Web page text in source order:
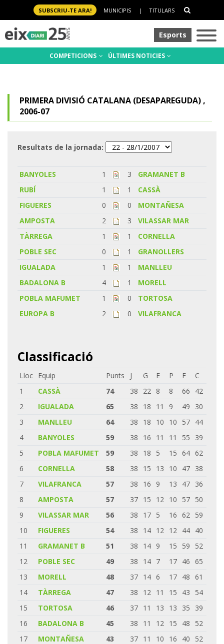
SUBSCRIU-TE ARA! MUNICIPIS | TITULARS
Esports
COMPETICIONS ÚLTIMES NOTICIES
PRIMERA DIVISIÓ CATALANA (DESAPAREGUDA) ,
2006-07
Resultats de la jornada:
BANYOLES 1 3
GRAMANET B
RUBÍ
1 1
CASSÀ
FIGUERES
0 0
MONTAÑESA
AMPOSTA
2 3
VILASSAR MAR
TÀRREGA
1 1
CORNELLA
POBLE SEC
0 1
GRANOLLERS
IGUALADA
1 1
MANLLEU
BADALONA B
4 1
MORELL
POBLA MAFUMET
1 0
TORTOSA
EUROPA B
2 0 VILAFRANCA
Classificació
Lloc Equip Punts J G E P F
C
1
CASSÀ 74 38 22 8 8 66
42
2
IGUALADA 65 38 18 11 9 49
30
3
MANLLEU 64 38 18 10 10 57 44
4
BANYOLES 59 38 16 11 11 55
39
5
POBLA MAFUMET 59 38 18 5 15 64 62
6
CORNELLA 58 38 15 13 10 47 38
7
VILAFRANCA 57 38 16 9 13 47 36
8
AMPOSTA 57 37 15 12 10 57 50
9
VILASSAR MAR 56 38 17 5 16 62 59
10
FIGUERES 54 38 14 12 12 44 40
11
GRAMANET B 51 38 14 9 15 59
52
12
POBLE SEC 49 38 14 7 17 46 65
13
MORELL 48 37 14 6 17 48 61
14
TÀRREGA 47 38 12 11 15 43
54
15
TORTOSA 46 37 11 13 13 35
39
16
BADALONA B 45 38 11 12 15 48
52
17
MONTAÑESA 43 37 11 10 16 40
52